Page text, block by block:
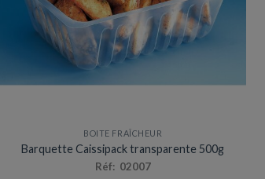
la
page
du
produit
BOITE FRAÎCHEUR
Barquette Caissipack transparente 500g
Réf: 02007